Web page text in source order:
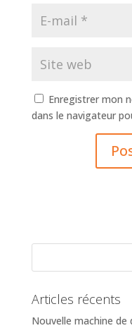
Enregistrer mon
dans le navigateur
Articles récents
Nouvelle machine de